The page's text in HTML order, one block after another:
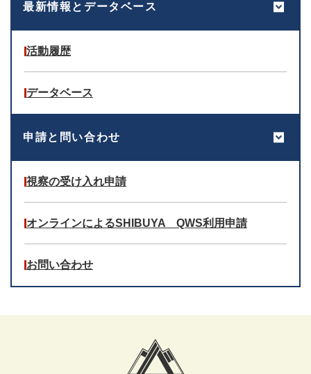
最新情報とデータベース
活動履歴
データベース
申請と問い合わせ
視察の受け入れ申請
オンラインによるSHIBUYA QWS利用申請
お問い合わせ